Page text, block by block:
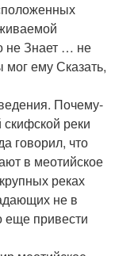
не Знает … не
ему Сказать,
Почему-
реки
говорил, что
в меотийское
реках
не в
еще привести